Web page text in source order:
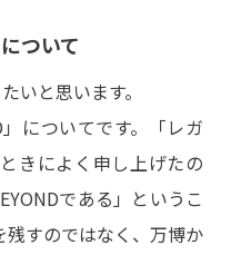
ついて
いと思います。
についてです。「レガ
きによく申し上げたの
である」というこ
残すのではなく、万博か